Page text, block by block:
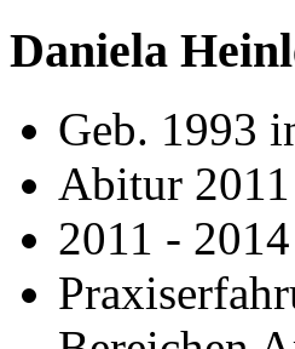
Daniela
Geb. 1993
Abitur 2011
2011 -